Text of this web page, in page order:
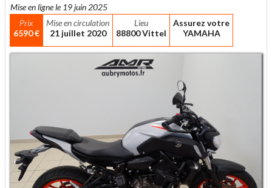
Mise en ligne le 19 juin 2025
Prix
6590 €
Mise en circulation
21 juillet 2020
Lieu
88800 Vittel
Assurez votre
YAMAHA